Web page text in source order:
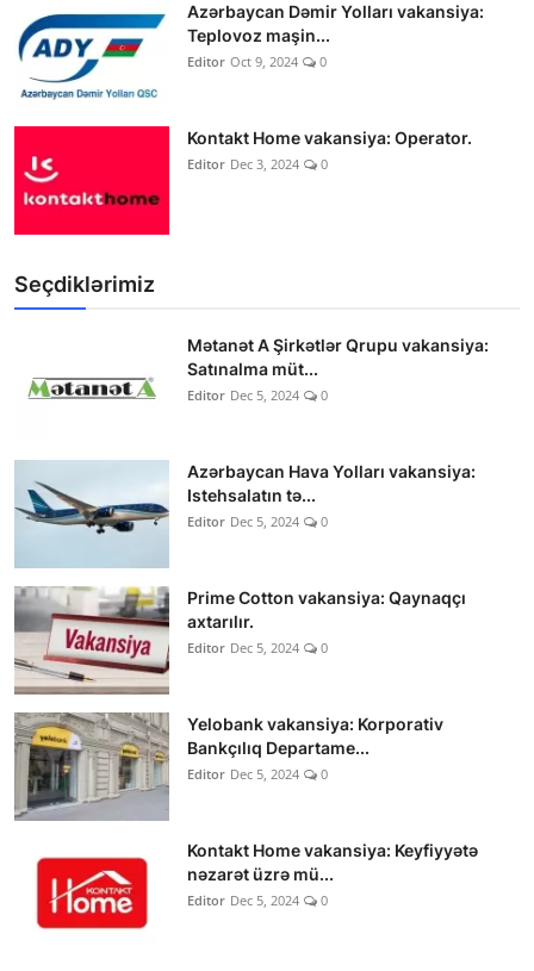
Azərbaycan Dəmir Yolları vakansiya:
Teplovoz maşin...
Editor Oct 9, 2024 0
Kontakt Home vakansiya: Operator.
Editor Dec 3, 2024 0
Seçdiklərimiz
Mətanət A Şirkətlər Qrupu vakansiya:
Satınalma müt...
Editor Dec 5, 2024 0
Azərbaycan Hava Yolları vakansiya:
Istehsalatın tə...
Editor Dec 5, 2024 0
Prime Cotton vakansiya: Qaynaqçı
axtarılır.
Editor Dec 5, 2024 0
Yelobank vakansiya: Korporativ
Bankçılıq Departame...
Editor Dec 5, 2024 0
Kontakt Home vakansiya: Keyfiyyətə
nəzarət üzrə mü...
Editor Dec 5, 2024 0